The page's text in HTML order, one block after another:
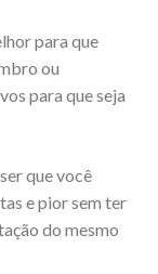
para que
ou
para que seja
que você
e pior sem ter
do mesmo